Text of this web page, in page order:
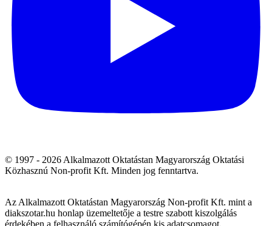
© 1997 - 2026 Alkalmazott Oktatástan Magyarország Oktatási
Közhasznú Non-profit Kft. Minden jog fenntartva.
Az Alkalmazott Oktatástan Magyarország Non-profit Kft. mint a
diakszotar.hu honlap üzemeltetője a testre szabott kiszolgálás